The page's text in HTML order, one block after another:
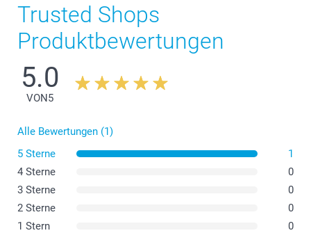
Trusted Shops
Produktbewertungen
5.0
VON5
Alle Bewertungen (1)
5 Sterne
1
4 Sterne
0
3 Sterne
0
2 Sterne
0
1 Stern
0